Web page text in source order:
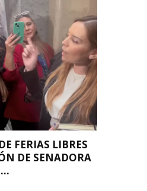
FERIAS LIBRES
DE SENADORA